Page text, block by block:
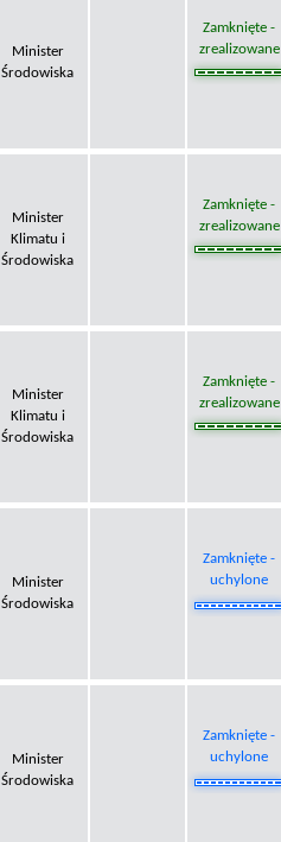
Minister
Środowiska
Zamknięte -
zrealizowane
Minister
Klimatu i
Środowiska
Zamknięte -
zrealizowane
Minister
Klimatu i
Środowiska
Zamknięte -
zrealizowane
Minister
Środowiska
Zamknięte -
uchylone
Minister
Środowiska
Zamknięte -
uchylone